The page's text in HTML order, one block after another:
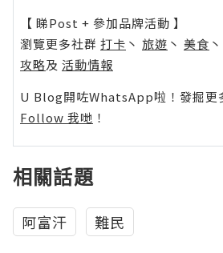
【 睇Post + 參加品牌活動 】
瀏覽更多社群 打卡 丶 旅遊 丶 美食 丶
攻略及 活動情報
U Blog開咗WhatsApp啦！發掘更
Follow 我哋 ！
相關話題
阿富汗 難民